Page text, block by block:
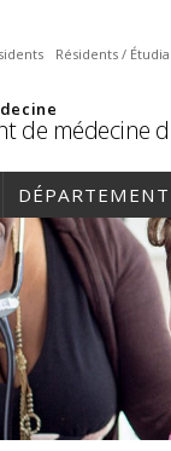
Résidents /
de médecine
DÉPARTEMENT